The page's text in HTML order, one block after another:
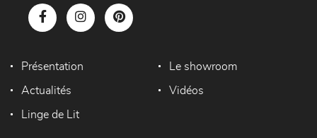
Présentation Le showroom
Actualités Vidéos
Linge de Lit